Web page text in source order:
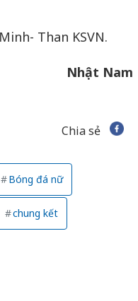
Than KSVN.
Nhật Nam
Chia sẻ
Bóng đá nữ
chung kết